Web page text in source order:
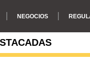
NEGOCIOS